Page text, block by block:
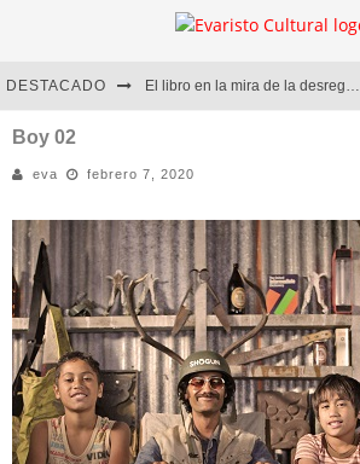
DESTACADO El libro en la mira de la desregulación
Diego Meret | Hotel Acapulco
Alejandra Correa | La nieve
Boy 02
eva febrero 7, 2020